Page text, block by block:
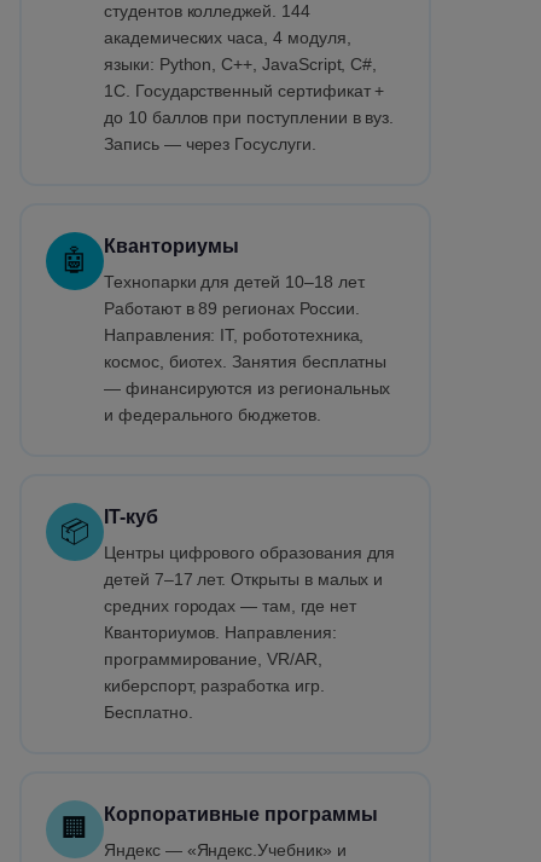
студентов колледжей. 144
академических часа, 4 модуля,
языки: Python, C++, JavaScript, C#,
1С. Государственный сертификат +
до 10 баллов при поступлении в вуз.
Запись — через Госуслуги.
🤖 Кванториумы
Технопарки для детей 10–18 лет.
Работают в 89 регионах России.
Направления: IT, робототехника,
космос, биотех. Занятия бесплатны
— финансируются из региональных
и федерального бюджетов.
📦 IT-куб
Центры цифрового образования для
детей 7–17 лет. Открыты в малых и
средних городах — там, где нет
Кванториумов. Направления:
программирование, VR/AR,
киберспорт, разработка игр.
Бесплатно.
🏢 Корпоративные программы
Яндекс — «Яндекс.Учебник» и